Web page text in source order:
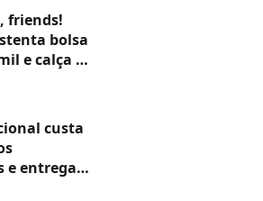
o Brasil'
friends!
bolsa
e calça de
passeio
custa
e entrega